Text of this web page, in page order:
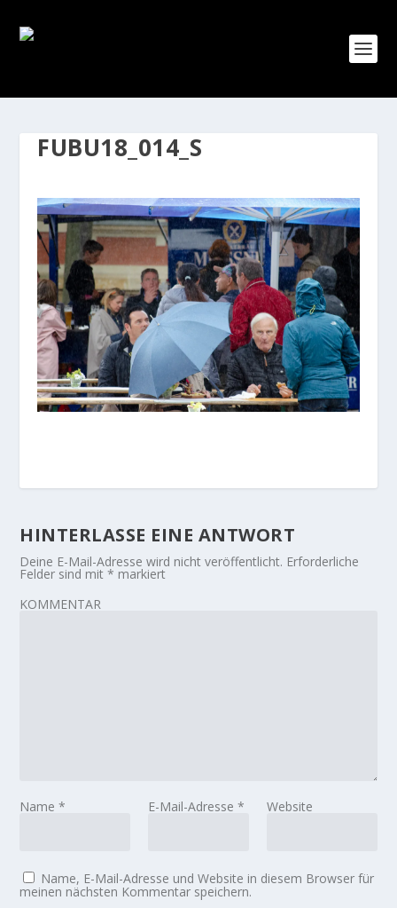
FUBU18_014_S
HINTERLASSE EINE ANTWORT
Deine E-Mail-Adresse wird nicht veröffentlicht. Erforderliche
Felder sind mit* markiert
KOMMENTAR
Name* E-Mail-Adresse * Website
Name, E-Mail-Adresse und Website in diesem Browser für
meinen nächsten Kommentar speichern.